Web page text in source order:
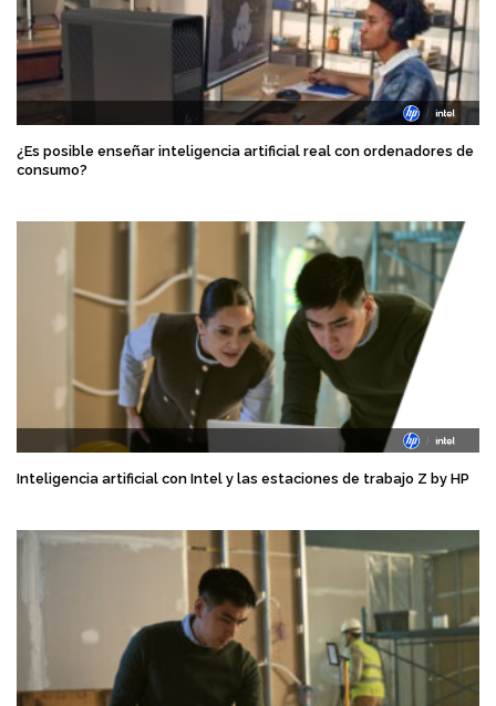
¿Es posible enseñar inteligencia artificial real con ordenadores de
consumo?
Inteligencia artificial con Intel y las estaciones de trabajo Z by HP